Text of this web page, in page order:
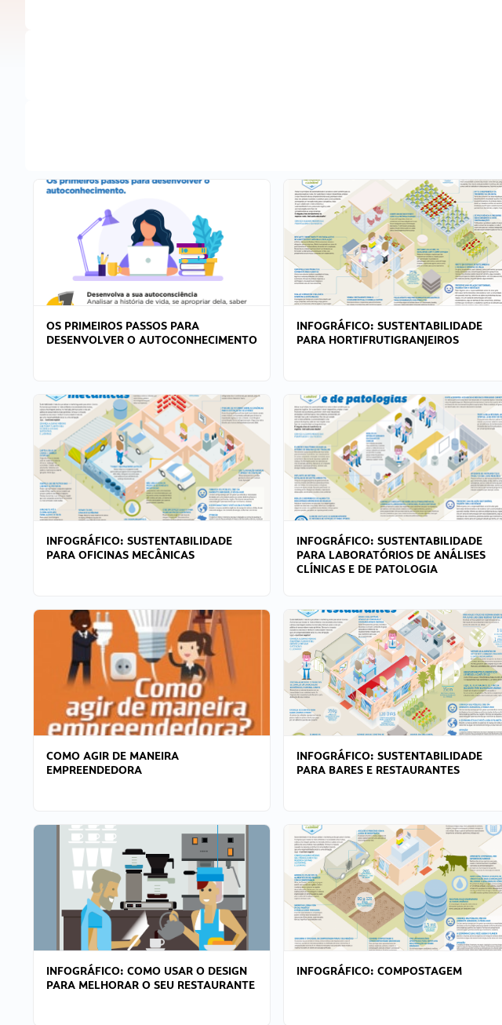
OS PRIMEIROS PASSOS PARA
DESENVOLVER O AUTOCONHECIMENTO
INFOGRÁFICO: SUSTENTABILIDADE
PARA HORTIFRUTIGRANJEIROS
INFOGRÁFICO: SUSTENTABILIDADE
PARA OFICINAS MECÂNICAS
INFOGRÁFICO: SUSTENTABILIDADE
PARA LABORATÓRIOS DE ANÁLISES
CLÍNICAS E DE PATOLOGIA
COMO AGIR DE MANEIRA
EMPREENDEDORA
INFOGRÁFICO: SUSTENTABILIDADE
PARA BARES E RESTAURANTES
INFOGRÁFICO: COMO USAR O DESIGN
PARA MELHORAR O SEU RESTAURANTE
INFOGRÁFICO: COMPOSTAGEM